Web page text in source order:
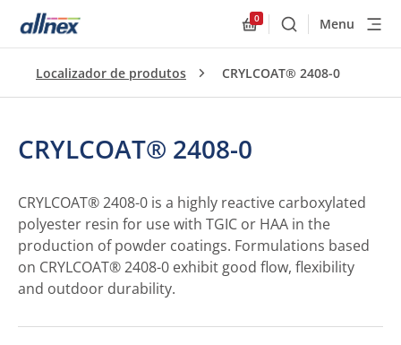
0
BuscarMenu
Localizador de produtos CRYLCOAT® 2408-0
CRYLCOAT® 2408-0
CRYLCOAT® 2408-0 is a highly reactive carboxylated
polyester resin for use with TGIC or HAA in the
production of powder coatings. Formulations based
on CRYLCOAT® 2408-0 exhibit good flow, flexibility
and outdoor durability.